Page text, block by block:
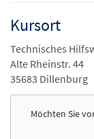
Kursort
Technisches
Alte Rheinstr. 44
35683 Dillenburg
Möchten Sie